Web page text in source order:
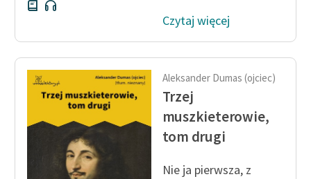
Logotypy
Materiały promocyjne
Polityka prywatności
Regulamin biblioteki
Dane fundacji i
sprawozdania finansowe
Regulamin darowizn
Czytaj więcej
Aleksander Dumas (ojciec)
Trzej
muszkieterowie,
tom drugi
Nie ja pierwsza, z